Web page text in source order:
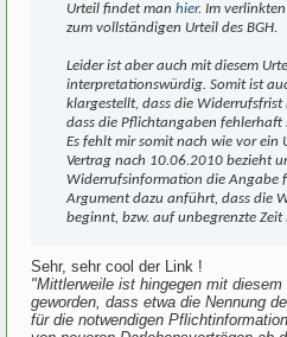
Urteil findet man hier. Im
zum vollständigen Urteil des BGH.
Leider ist aber auch mit diesem
interpretationswürdig. Somit ist
klargestellt, dass die
dass die Pflichtangaben fehlerhaft
Es fehlt mir somit nach wie vor ein
Vertrag nach 10.06.2010 bezieht
Widerrufsinformation die Angabe
Argument dazu anführt, dass die
beginnt, bzw. auf unbegrenzte Zeit
Sehr, sehr cool der Link !
"Mittlerweile ist hingegen mit
geworden, dass etwa die Nennung
für die notwendigen